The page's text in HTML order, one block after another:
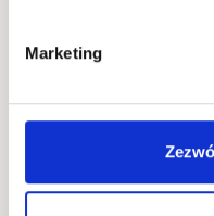
Marketing
Marża i ceny
Zwroty i